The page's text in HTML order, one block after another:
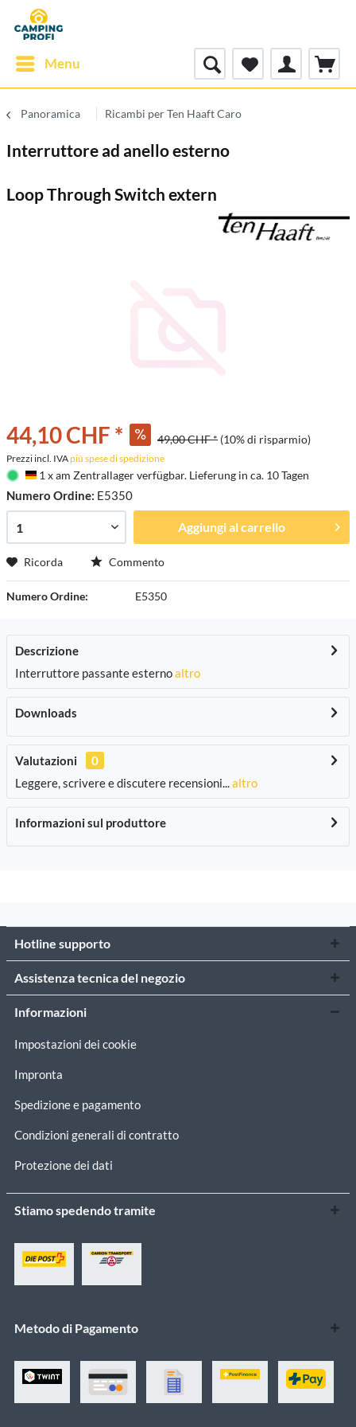
Menu
Panoramica Ricambi per Ten Haaft Caro
Interruttore ad anello esterno
Loop Through Switch extern
44,10 CHF * 49,00 CHF * (10% di risparmio)
Prezzi incl. IVApiù spese di spedizione
Deutschland
1 x am Zentrallager verfügbar. Lieferung in ca. 10 Tagen
Numero Ordine: E5350
Aggiungi al carrello
Ricorda Commento
Numero Ordine: E5350
Descrizione
Interruttore passante esternoaltro
Downloads
Valutazioni
0
Leggere, scrivere e discutere recensioni...altro
Informazioni sul produttore
Hotline supporto
Assistenza tecnica del negozio
Informazioni
Impostazioni dei cookie
Impronta
Spedizione e pagamento
Condizioni generali di contratto
Protezione dei dati
Stiamo spedendo tramite
Metodo di Pagamento